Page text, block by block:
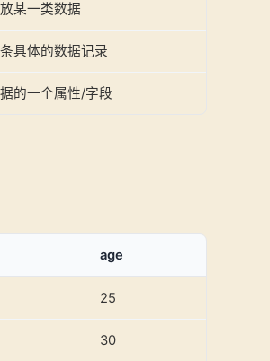
某一类数据
具体的数据记录
的一个属性/字段
age
25
30